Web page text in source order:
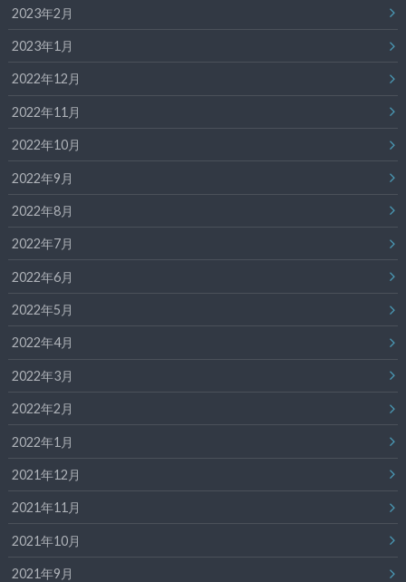
2023年2月
2023年1月
2022年12月
2022年11月
2022年10月
2022年9月
2022年8月
2022年7月
2022年6月
2022年5月
2022年4月
2022年3月
2022年2月
2022年1月
2021年12月
2021年11月
2021年10月
2021年9月